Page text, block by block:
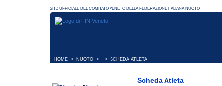
HOME > NUOTO > > SCHEDA ATLETA
Scheda Atleta